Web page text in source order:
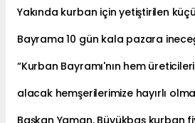
Yakında kurban için yetiştirilen
Bayrama 10 gün kala pazara
“Kurban Bayramı'nın hem
alacak hemşerilerimize hayırlı
Başkan Yaman, Büyükbaş kurban